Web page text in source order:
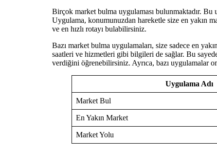
Birçok market bulma uygulaması bulunmaktadır.
Uygulama, konumunuzdan hareketle size en yakın
ve en hızlı rotayı bulabilirsiniz.
Bazı market bulma uygulamaları, size sadece en
saatleri ve hizmetleri gibi bilgileri de sağlar. Bu
verdiğini öğrenebilirsiniz. Ayrıca, bazı uygulamalar
Uygulama Adı
Market Bul
En Yakın Market
Market Yolu